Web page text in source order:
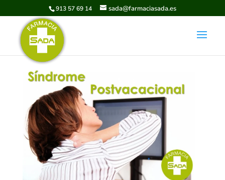
913 57 69 14 sada@farmaciasada.es